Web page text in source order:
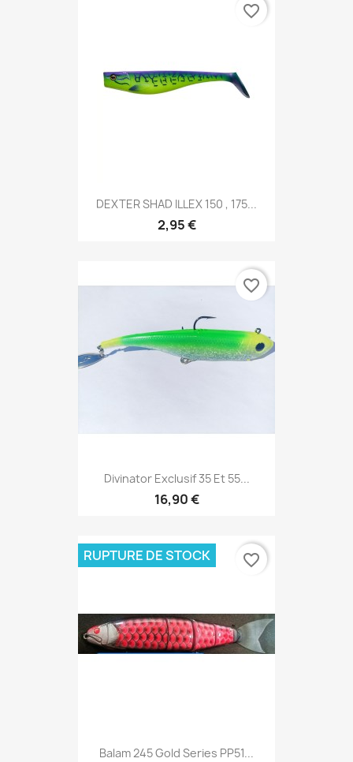
DEXTER SHAD ILLEX 150 , 175...
2,95 €
favorite_border
Divinator Exclusif 35 Et 55...
16,90 €
favorite_border
Balam 245 Gold Series PP51...
RUPTURE DE STOCK favorite_border